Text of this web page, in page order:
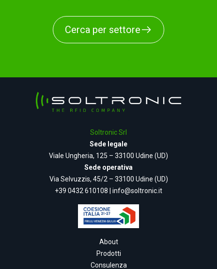
Cerca per settore
Soltronic Srl
Sede legale
Viale Ungheria, 125 – 33100 Udine (UD)
Sede operativa
Via Selvuzzis, 45/2 – 33100 Udine (UD)
+39 0432 610108
info@soltronic.it
About
Prodotti
Consulenza